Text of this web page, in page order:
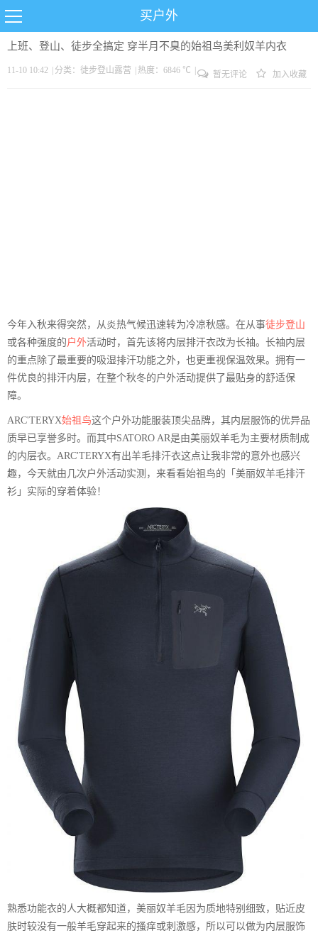
买户外
上班、登山、徒步全搞定 穿半月不臭的始祖鸟美利奴羊内衣
11-10 10:42 分类： 徒步登山露营 热度：6846 ℃ 暂无评论 加入收藏
今年入秋来得突然，从炎热气候迅速转为冷凉秋感。在从事徒步登山
或各种强度的户外活动时，首先该将内层排汗衣改为长袖。长袖内层
的重点除了最重要的吸湿排汗功能之外，也更重视保温效果。拥有一
件优良的排汗内层，在整个秋冬的户外活动提供了最贴身的舒适保
障。
ARC'TERYX始祖鸟这个户外功能服装顶尖品牌，其内层服饰的优异品
质早已享誉多时。而其中SATORO AR是由美丽奴羊毛为主要材质制成
的内层衣。ARC'TERYX有出羊毛排汗衣这点让我非常的意外也感兴
趣，今天就由几次户外活动实测，来看看始祖鸟的「美丽奴羊毛排汗
衫」实际的穿着体验！
熟悉功能衣的人大概都知道，美丽奴羊毛因为质地特别细致，贴近皮
肤时较没有一般羊毛穿起来的搔痒或刺激感，所以可以做为内层服饰